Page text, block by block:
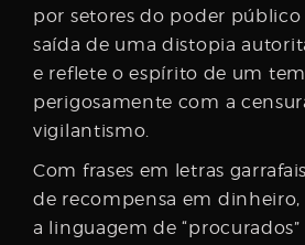
por setores do poder público
saída de uma distopia
e reflete o espírito de um
perigosamente com a
vigilantismo.
Com frases em letras
de recompensa em
a linguagem de